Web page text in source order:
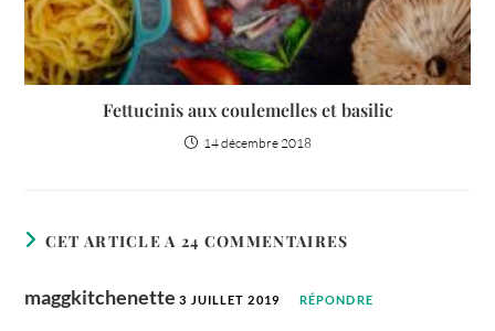
Fettucinis aux coulemelles et basilic
14 décembre 2018
CET ARTICLE A 24 COMMENTAIRES
maggkitchenette 3 JUILLET 2019 RÉPONDRE